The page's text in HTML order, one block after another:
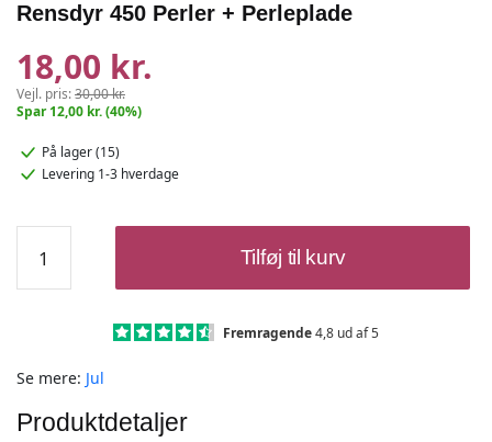
Rensdyr 450 Perler + Perleplade
18,00 kr.
Vejl. pris:30,00 kr.
Spar 12,00 kr. (40%)
På lager (15)
Levering 1-3 hverdage
Midi
Perlesæt
og
450
Tilføj til kurv
Fremragende4,8 ud af 5
Se mere: Jul
Produktdetaljer